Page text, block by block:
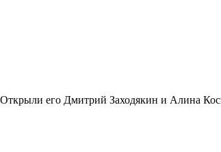
его Дмитрий Заходякин и Алина